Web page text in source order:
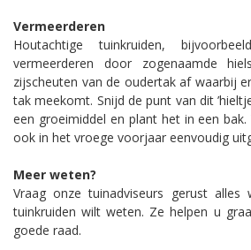
Vermeerderen
Houtachtige tuinkruiden,
vermeerderen door zogenaamde
zijscheuten van de oudertak af waarbij
tak meekomt. Snijd de punt van dit
een groeimiddel en plant het in een
ook in het vroege voorjaar eenvoudig
Meer weten?
Vraag onze tuinadviseurs gerust
tuinkruiden wilt weten. Ze helpen u
goede raad.